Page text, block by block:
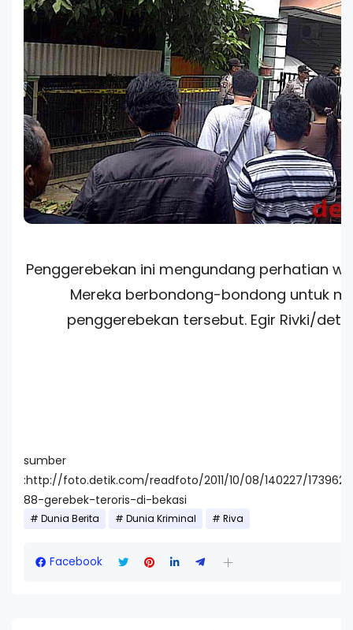
Penggerebekan ini mengundang perhatian
Mereka berbondong-bondong untuk
penggerebekan tersebut. Egir Rivki/
sumber
:http://foto.detik.com/readfoto/2011/10/08/140227/
88-gerebek-teroris-di-bekasi
Dunia Berita Dunia Kriminal Riva
Facebook